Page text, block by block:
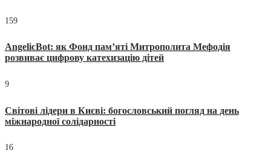
159
AngelicBot: як Фонд пам’яті Митрополита Мефодія
розвиває цифрову катехизацію дітей
9
Світові лідери в Києві: богословський погляд на день
міжнародної солідарності
16